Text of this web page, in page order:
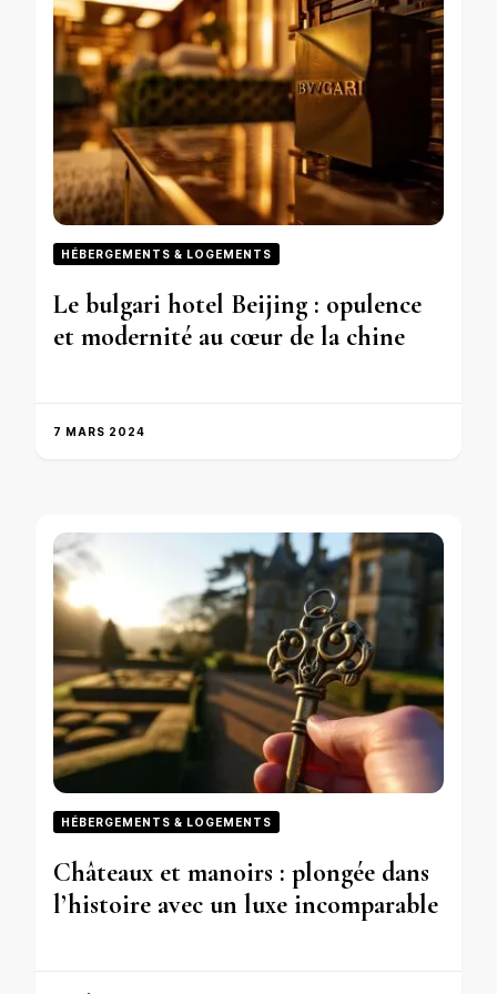
HÉBERGEMENTS & LOGEMENTS
Le bulgari hotel Beijing : opulence
et modernité au cœur de la chine
7 MARS 2024
HÉBERGEMENTS & LOGEMENTS
Châteaux et manoirs : plongée dans
l’histoire avec un luxe incomparable